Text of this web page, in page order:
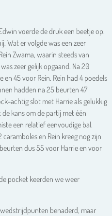
voerde de druk een beetje op.
Wat er volgde was een zeer
Zwama, waarin steeds van
zeer gelijk opgaand. Na 20
en 45 voor Rein. Rein had 4 poedels
hadden na 25 beurten 47
achtig slot met Harrie als gelukkig
de kans om de partij met één
een relatief eenvoudige bal.
en Rein kreeg nog zijn
dus 55 voor Harrie en voor
pocket keerden we weer
benaderd, maar